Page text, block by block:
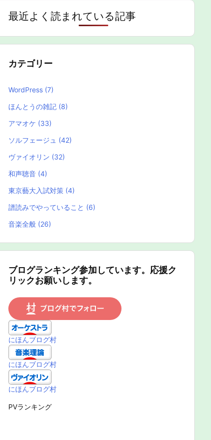
最近よく読まれている記事
カテゴリー
WordPress (7)
ほんとうの雑記 (8)
アマオケ (33)
ソルフェージュ (42)
ヴァイオリン (32)
和声聴音 (4)
東京藝大入試対策 (4)
譜読みでやっていること (6)
音楽全般 (26)
ブログランキング参加しています。応援ク
リックお願いします。
にほんブログ村
にほんブログ村
にほんブログ村
PVランキング